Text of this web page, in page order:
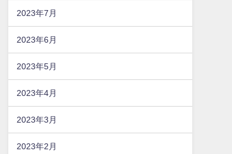
2023年7月
2023年6月
2023年5月
2023年4月
2023年3月
2023年2月